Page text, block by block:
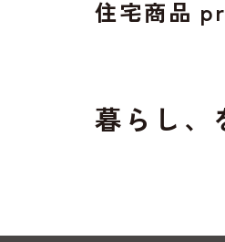
住宅商品
暮らし、